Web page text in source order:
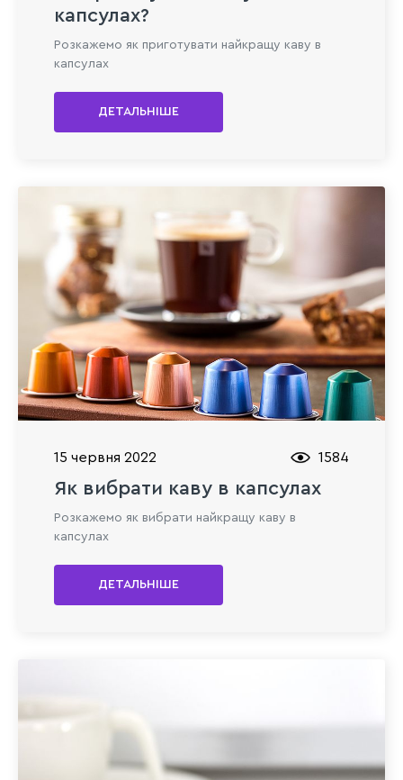
капсулах?
Розкажемо як приготувати найкращу каву в
капсулах
ДЕТАЛЬНІШЕ
15 червня 2022 1584
Як вибрати каву в капсулах
Розкажемо як вибрати найкращу каву в
капсулах
ДЕТАЛЬНІШЕ